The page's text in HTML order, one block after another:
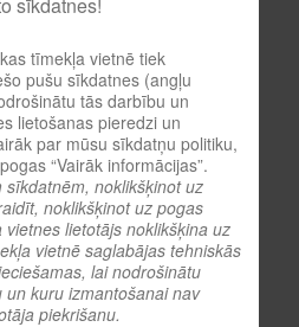
tīmekļa vietnē tiek
pušu sīkdatnes (angļu
tās darbību un
lietošanas pieredzi un
par mūsu sīkdatņu politiku,
“Vairāk informācijas”.
noklikšķinot uz
noklikšķinot uz pogas
vietnes lietotājs noklikšķina uz
vietnē saglabājas tehniskās
lai nodrošinātu
kuru izmantošanai nav
piekrišanu.